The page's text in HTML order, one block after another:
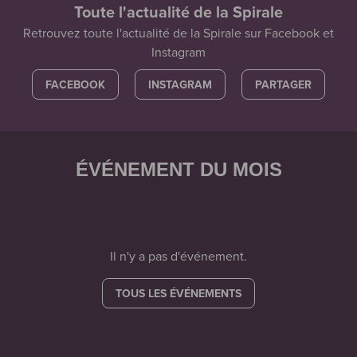
Toute l'actualité de la Spirale
Retrouvez toute l'actualité de la Spirale sur Facebook et
Instagram
FACEBOOK INSTAGRAM PARTAGER
ÉVÉNEMENT DU MOIS
Il n'y a pas d'événement.
TOUS LES ÉVÉNEMENTS